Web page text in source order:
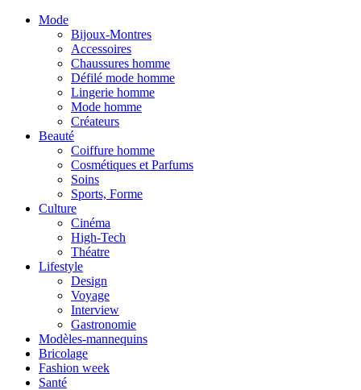
Mode
Bijoux-Montres
Accessoires
Chaussures homme
Défilé mode homme
Lingerie homme
Mode homme
Créateurs
Beauté
Coiffure homme
Cosmétiques et Parfums
Soins
Sports, Forme
Culture
Cinéma
High-Tech
Théatre
Lifestyle
Design
Voyage
Interview
Gastronomie
Modèles-mannequins
Bricolage
Fashion week
Santé